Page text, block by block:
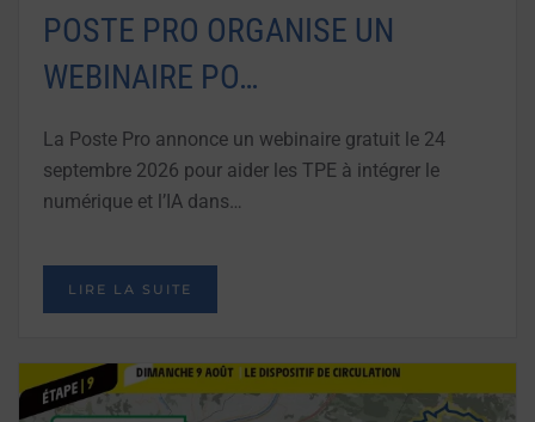
POSTE PRO ORGANISE UN
WEBINAIRE PO…
La Poste Pro annonce un webinaire gratuit le 24
septembre 2026 pour aider les TPE à intégrer le
numérique et l’IA dans…
LIRE LA SUITE